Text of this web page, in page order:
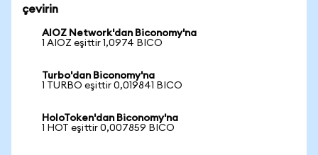
çevirin
AIOZ Network'dan Biconomy'na
1 AIOZ eşittir 1,0974 BICO
Turbo'dan Biconomy'na
1 TURBO eşittir 0,019841 BICO
HoloToken'dan Biconomy'na
1 HOT eşittir 0,007859 BICO